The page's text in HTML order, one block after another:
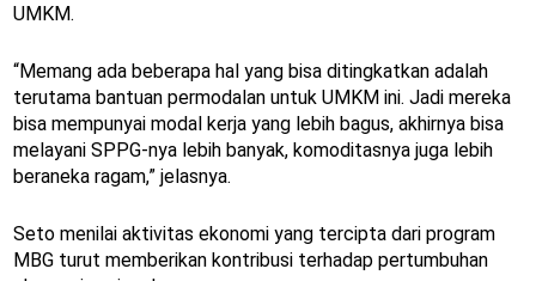
UMKM.
“Memang ada beberapa hal yang bisa ditingkatkan adalah
terutama bantuan permodalan untuk UMKM ini. Jadi mereka
bisa mempunyai modal kerja yang lebih bagus, akhirnya bisa
melayani SPPG-nya lebih banyak, komoditasnya juga lebih
beraneka ragam,” jelasnya.
Seto menilai aktivitas ekonomi yang tercipta dari program
MBG turut memberikan kontribusi terhadap pertumbuhan